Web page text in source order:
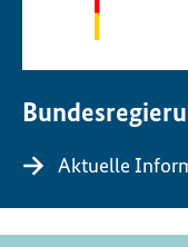
Aktuelle